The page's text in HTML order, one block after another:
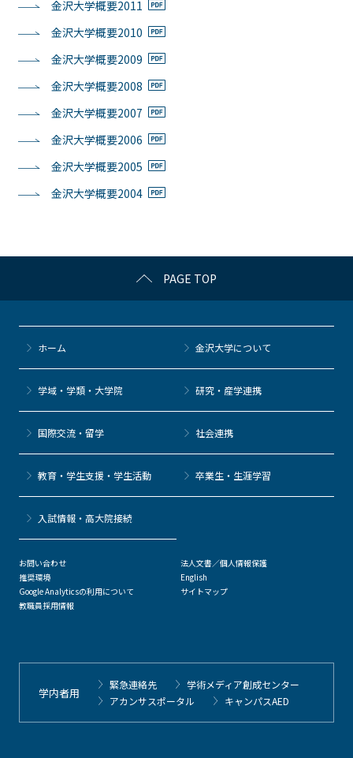
金沢大学概要2011
金沢大学概要2010
金沢大学概要2009
金沢大学概要2008
金沢大学概要2007
金沢大学概要2006
金沢大学概要2005
金沢大学概要2004
PAGE TOP
ホーム 金沢大学について
学域・学類・大学院 研究・産学連携
国際交流・留学 社会連携
教育・学生支援・学生活動 卒業生・生涯学習
⼊試情報・高大院接続
お問い合わせ
推奨環境
Google Analyticsの利用について
教職員採用情報
法人文書／個人情報保護
English
サイトマップ
学内者用
緊急連絡先
学術メディア創成センター
アカンサスポータル
キャンパスAED